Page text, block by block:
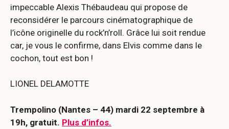
impeccable Alexis Thébaudeau qui propose de
reconsidérer le parcours cinématographique de
l’icône originelle du rock’n’roll. Grâce lui soit rendue
car, je vous le confirme, dans Elvis comme dans le
cochon, tout est bon !
LIONEL DELAMOTTE
Trempolino (Nantes – 44) mardi 22 septembre à
19h, gratuit. Plus d’infos.